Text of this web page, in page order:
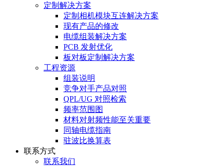
定制解决方案
定制相机模块互连解决方案
现有产品的修改
电缆组装解决方案
PCB 发射优化
板对板定制解决方案
工程资源
组装说明
竞争对手产品对照
QPL/UG 对照检索
频率范围图
材料对射频性能至关重要
同轴电缆指南
驻波比换算表
联系方式
联系我们